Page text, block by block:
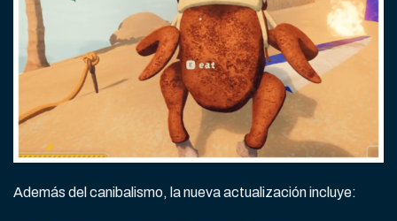
Además del canibalismo, la nueva actualización incluye: